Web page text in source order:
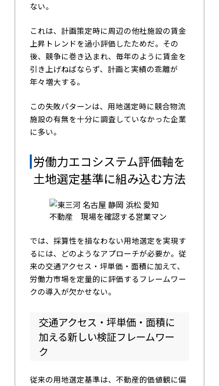
ない。
これは、計画策定時に周辺の他社施設の賃金
上昇トレンドを過小評価したためだ。その
後、競争に巻き込まれ、毎年のように賃金を
引き上げねばならず、計画と実績の乖離が
年々増大する。
この失敗パターンは、用地選定時に競合物流
施設の有無を十分に調査していなかった企業
に多い。
労働力エコシステム評価軸を
土地選定基準に組み込む方法
では、採算性を損なわない用地選定を実現す
るには、どのようなアプローチが必要か。従
来の交通アクセス・坪単価・面積に加えて、
労働力市場を定量的に評価するフレームワー
クの導入が欠かせない。
交通アクセス・坪単価・面積に
加える新しい検証フレームワー
ク
従来の用地選定基準は、不動産的価値観に偏